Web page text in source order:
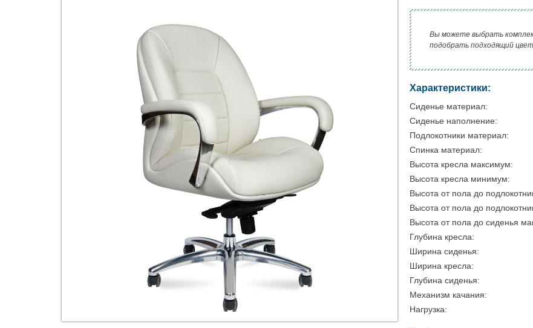
Вы можете выбрать
подобрать подходящий
Характеристики:
Сиденье материал:
Сиденье наполнение:
Подлокотники материал:
Спинка материал:
Высота кресла максимум:
Высота кресла минимум:
Высота от пола до
Высота от пола до
Высота от пола до сиденья
Глубина кресла:
Ширина сиденья:
Ширина кресла:
Глубина сиденья:
Механизм качания:
Нагрузка: